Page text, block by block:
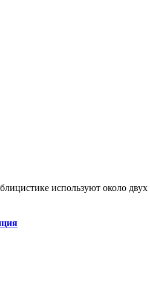
используют около двух